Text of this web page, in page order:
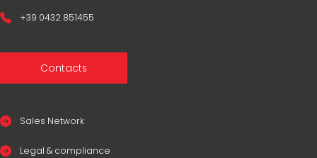
+39 0432 851455
Contacts
Sales Network
Legal & compliance